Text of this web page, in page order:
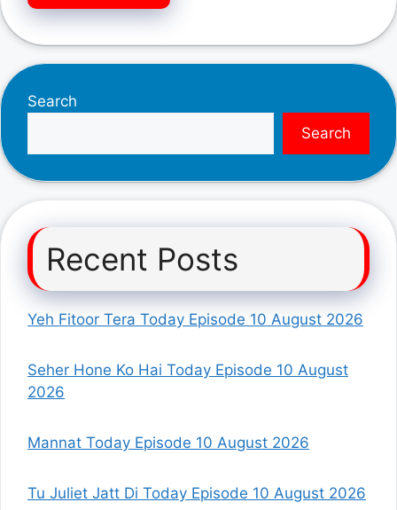
Search
Search
Recent Posts
Yeh Fitoor Tera Today Episode 10 August 2026
Seher Hone Ko Hai Today Episode 10 August
2026
Mannat Today Episode 10 August 2026
Tu Juliet Jatt Di Today Episode 10 August 2026